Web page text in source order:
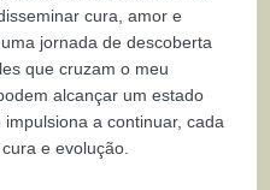
cura, amor e
jornada de descoberta
que cruzam o meu
alcançar um estado
a continuar, cada
e evolução.